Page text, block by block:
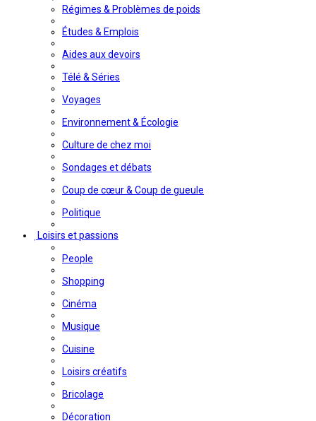
Régimes & Problèmes de poids
Études & Emplois
Aides aux devoirs
Télé & Séries
Voyages
Environnement & Écologie
Culture de chez moi
Sondages et débats
Coup de cœur & Coup de gueule
Politique
Loisirs et passions
People
Shopping
Cinéma
Musique
Cuisine
Loisirs créatifs
Bricolage
Décoration